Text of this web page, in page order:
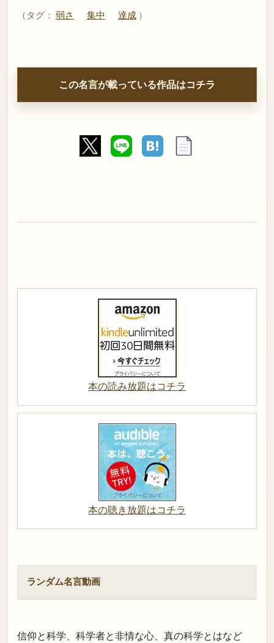
（タグ： 弱さ 集中 達成 ）
この名言が載っている作品はコチラ
本の読み放題はコチラ
本の聴き放題はコチラ
ランダム名言動画
信仰と科学、科学者と非情な心、真の科学とはなど